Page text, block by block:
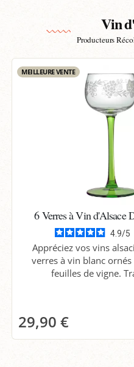
Vin
Producteurs
MEILLEURE VENTE
6 Verres à Vin d'Alsace
4.9/5
Appréciez vos vins
verres à vin blanc
feuilles de vigne.
29,90 €